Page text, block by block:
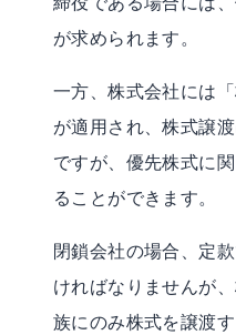
が求められます。
一方、株式会社には
が適用され、株式譲
ですが、優先株式に
ることができます。
閉鎖会社の場合、定
ければなりませんが
族にのみ株式を譲渡